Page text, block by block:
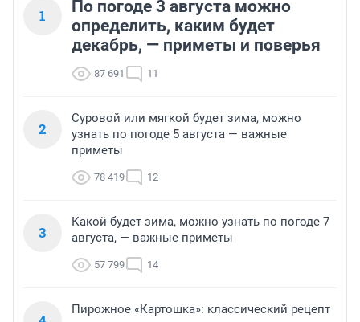
1
По погоде 3 августа можно
определить, каким будет
декабрь, — приметы и поверья
87 691 11
2
Суровой или мягкой будет зима, можно
узнать по погоде 5 августа — важные
приметы
78 419 12
3
Какой будет зима, можно узнать по погоде 7
августа, — важные приметы
57 799 14
Пирожное «Картошка»: классический рецепт